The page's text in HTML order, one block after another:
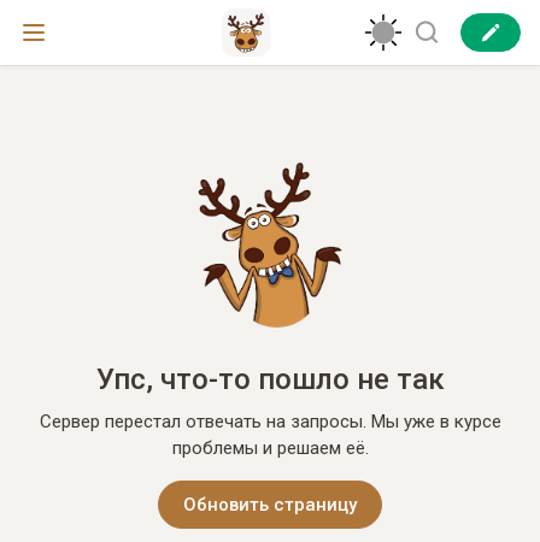
Упс, что-то пошло не так
Сервер перестал отвечать на запросы. Мы уже в курсе
проблемы и решаем её.
Обновить страницу